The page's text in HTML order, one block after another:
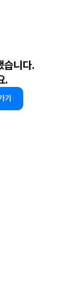
습니다.
.
기